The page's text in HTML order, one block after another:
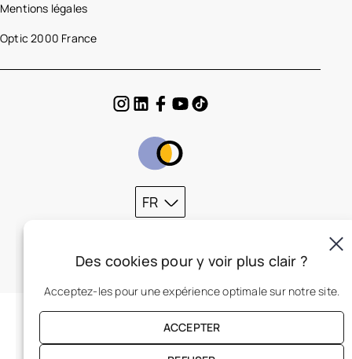
Mentions légales
Optic 2000 France
FR
Des cookies pour y voir plus clair ?
Acceptez-les pour une expérience optimale sur notre site.
ACCEPTER